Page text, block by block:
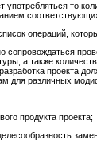
употребляться то
операций,
а также
проекта
для различных
продукта проекта;